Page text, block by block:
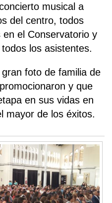
musical a
del centro, todos
el Conservatorio y
los asistentes.
foto de familia de
y que
en sus vidas en
mayor de los éxitos.